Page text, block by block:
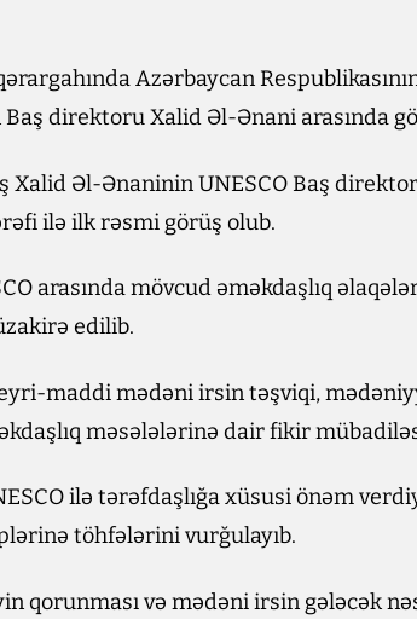
Azərbaycan
direktoru Xalid Əl-Ənani arasında
Xalid Əl-Ənaninin UNESCO Baş
ilə ilk rəsmi görüş olub.
arasında mövcud əməkdaşlıq
edilib.
maddi mədəni irsin təşviqi,
məsələlərinə dair fikir
ilə tərəfdaşlığa xüsusi önəm
töhfələrini vurğulayıb.
qorunması və mədəni irsin gələcək